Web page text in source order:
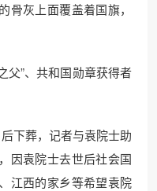
骨灰上面覆盖着国旗，
”、共和国勋章获得者
下葬，记者与袁院士助
因袁院士去世后社会国
江西的家乡等希望袁院